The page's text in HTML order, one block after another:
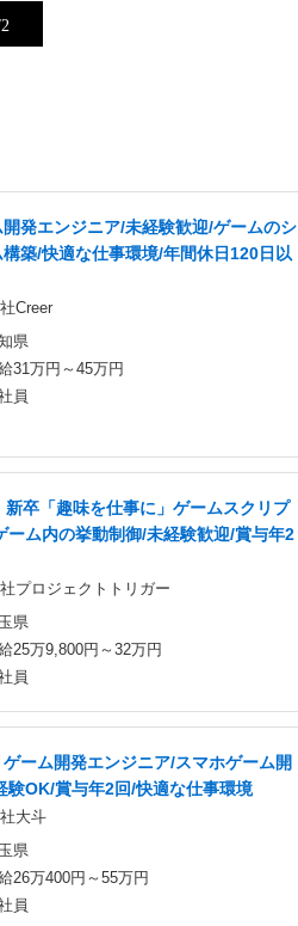
発エンジニア/未経験歓迎/ゲームのシ
構築/快適な仕事環境/年間休日120日以
Creer
県
31万円～45万円
員
新卒「趣味を仕事に」ゲームスクリプ
ーム内の挙動制御/未経験歓迎/賞与年2
プロジェクトトリガー
県
25万9,800円～32万円
員
ゲーム開発エンジニア/スマホゲーム開
験OK/賞与年2回/快適な仕事環境
大斗
県
26万400円～55万円
員